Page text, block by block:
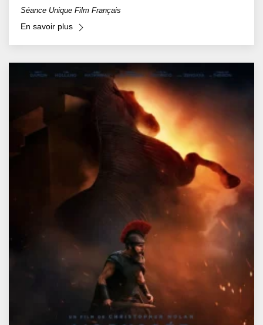
Séance Unique Film Français
En savoir plus